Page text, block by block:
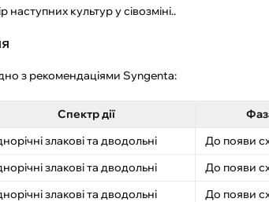
наступних культур у сівозміні..
з рекомендаціями Syngenta:
Спектр дії
злакові та дводольні До появи
злакові та дводольні До появи
злакові та дводольні До появи